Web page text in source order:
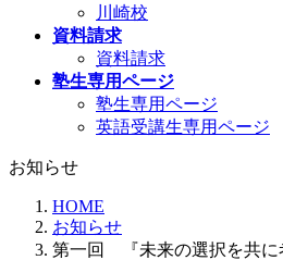
川崎校
資料請求
資料請求
塾生専用ページ
塾生専用ページ
英語受講生専用ページ
お知らせ
HOME
お知らせ
第一回 『未来の選択を共